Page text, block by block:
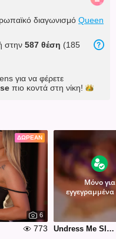
διαγωνισμό Queen
στην 587 θέση (185
για να φέρετε
πιο κοντά στη νίκη!
ΔΩΡΕΆΝ
6
773
Μόνο για
Undress Me Slowly